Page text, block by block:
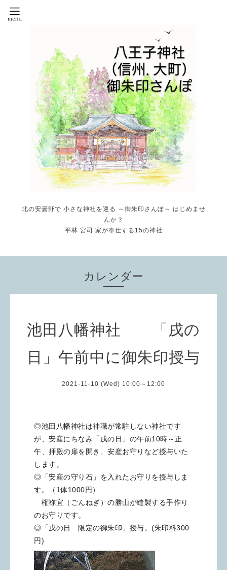
北の安曇野で 小さな神社を巡る ～御朱印さんぽ～ はじめませ
んか？
平林 宮司 家が奉仕する15の神社
カレンダー
池田八幡神社 「戌の
日」午前中に御朱印授与
2021-11-10 (Wed) 10:00～12:00
◎池田八幡神社は神職が常駐しない神社です
が、安産にちなみ「戌の日」の午前10時～正
午、拝殿の扉を開き、安産お守りなど授与いた
します。
◎「安産の守り石」を入れたお守りを授与しま
す。（1体1000円）
権祢宜（ごんねぎ）の勝山が縫製する手作り
のお守りです。
◎「戌の日 限定の御朱印」授与。(朱印料300
円)